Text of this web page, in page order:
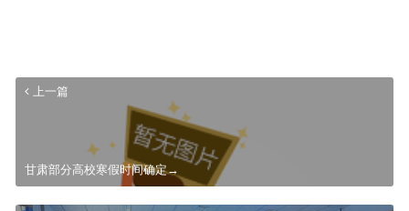
上一篇
甘肃部分高校寒假时间确定→